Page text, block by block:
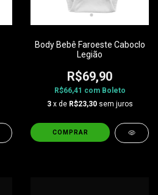
Body Bebê Faroeste Caboclo
Legião
R$69,90
R$66,41 com Boleto
3 x de R$23,30 sem juros
COMPRAR